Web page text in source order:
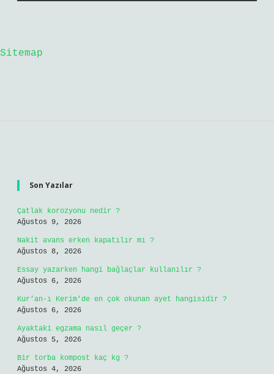
Sitemap
Son Yazılar
Çatlak korozyonu nedir ?
Ağustos 9, 2026
Nakit avans erken kapatılır mı ?
Ağustos 8, 2026
Essay yazarken hangi bağlaçlar kullanılır ?
Ağustos 6, 2026
Kur’an-ı Kerim’de en çok okunan ayet hangisidir ?
Ağustos 6, 2026
Ayaktaki egzama nasıl geçer ?
Ağustos 5, 2026
Bir torba kompost kaç kg ?
Ağustos 4, 2026